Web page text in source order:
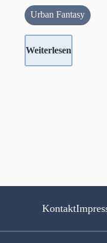
Urban Fantasy
Weiterlesen
Kontakt